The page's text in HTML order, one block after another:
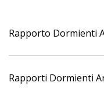
Rapporto Dormienti
Rapporti Dormienti